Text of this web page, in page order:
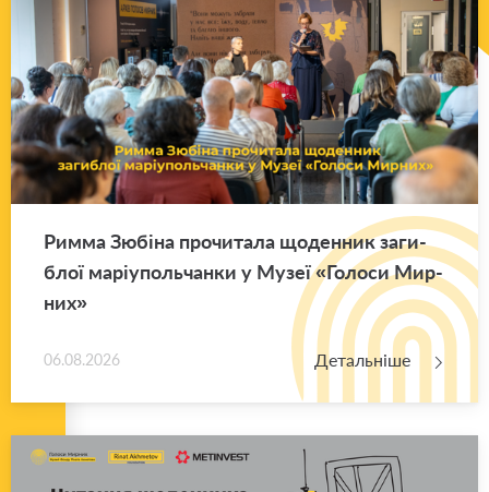
Римма Зю­бі­на про­чи­та­ла що­ден­ник за­ги­
блої ма­рі­у­поль­чан­ки у Музеї «Го­ло­си Мир­
них»
06.08.2026 Детальніше